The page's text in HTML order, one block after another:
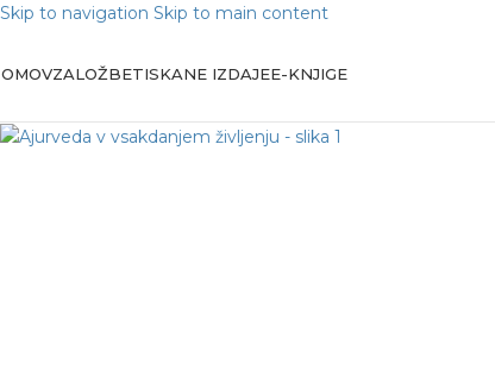
Skip to navigation Skip to main content
ZALOŽBETISKANE IZDAJEE-KNJIGE